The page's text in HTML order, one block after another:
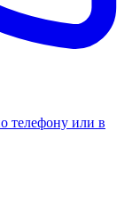
телефону или в